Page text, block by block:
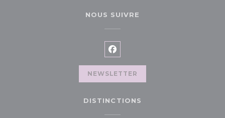
NOUS SUIVRE
Facebook ((ouvre une
NEWSLETTER
DISTINCTIONS